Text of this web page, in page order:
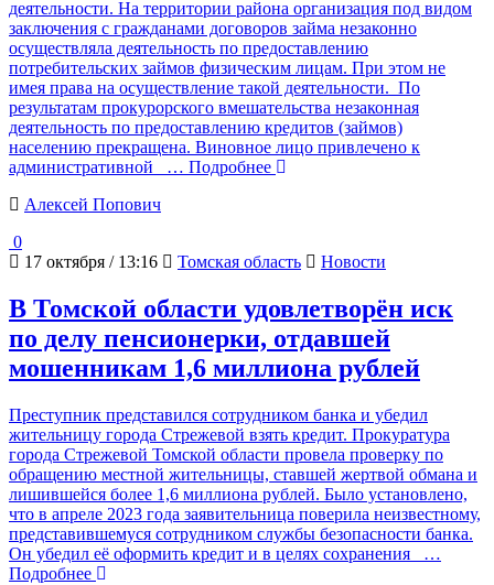
деятельности. На территории района организация под видом
заключения с гражданами договоров займа незаконно
осуществляла деятельность по предоставлению
потребительских займов физическим лицам. При этом не
имея права на осуществление такой деятельности. По
результатам прокурорского вмешательства незаконная
деятельность по предоставлению кредитов (займов)
населению прекращена. Виновное лицо привлечено к
административной
… Подробнее
Алексей Попович
0
17 октября / 13:16
Томская область Новости
В Томской области удовлетворён иск
по делу пенсионерки, отдавшей
мошенникам 1,6 миллиона рублей
Преступник представился сотрудником банка и убедил
жительницу города Стрежевой взять кредит. Прокуратура
города Стрежевой Томской области провела проверку по
обращению местной жительницы, ставшей жертвой обмана и
лишившейся более 1,6 миллиона рублей. Было установлено,
что в апреле 2023 года заявительница поверила неизвестному,
представившемуся сотрудником службы безопасности банка.
Он убедил её оформить кредит и в целях сохранения
…
Подробнее